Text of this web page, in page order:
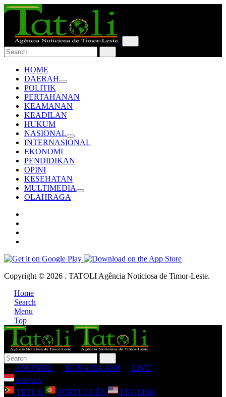
HOME
DAERAH
POLITIK
PERTAHANAN
KEAMANAN
KEADILAN
HUKUM
NASIONAL
INTERNASIONAL
EKONOMI
PENDIDIKAN
OPINI
KESEHATAN
MULTIMEDIA
OLAHRAGA
Copyright © 2026 . TATOLI Agência Noticiosa de Timor-Leste.
Home
Search
Menu
Top
ANUNSIU KONA-BA AMI LIVE
BAHASA
TETUN PORTUGUÊS ENGLISH